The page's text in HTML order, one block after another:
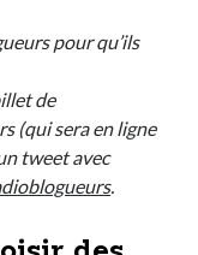
pour qu’ils
de
(qui sera en ligne
tweet avec
.